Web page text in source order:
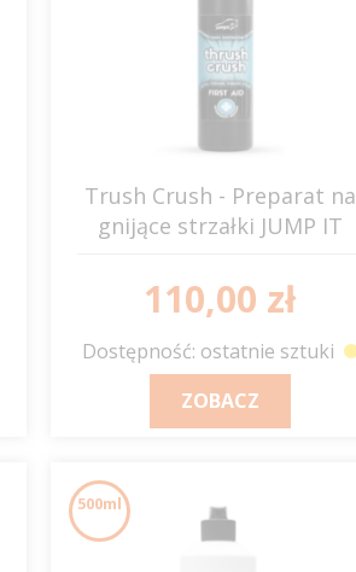
Trush Crush - Preparat na
gnijące strzałki JUMP IT
110,00 zł
Dostępność: ostatnie sztuki
ZOBACZ
500ml